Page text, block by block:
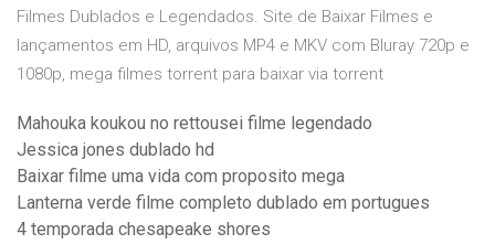
Filmes Dublados e Legendados. Site de Baixar Filmes e
lançamentos em HD, arquivos MP4 e MKV com Bluray 720p e
1080p, mega filmes torrent para baixar via torrent
Mahouka koukou no rettousei filme legendado
Jessica jones dublado hd
Baixar filme uma vida com proposito mega
Lanterna verde filme completo dublado em portugues
4 temporada chesapeake shores